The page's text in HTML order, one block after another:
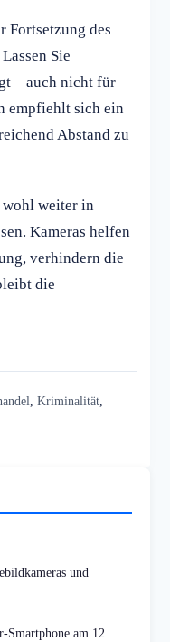
Fortsetzung des
Sie
– auch nicht für
empfiehlt sich ein
Abstand zu
wohl weiter in
Kameras helfen
verhindern die
die
Kriminalität
und
Smartphone am 12.